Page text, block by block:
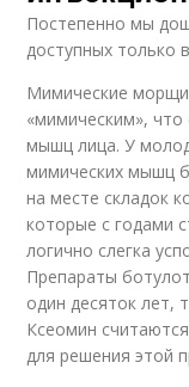
Постепенно мы
доступных только
Мимические
«мимическим»,
мышц лица. У
мимических мышц
на месте складок
которые с годами
логично слегка
Препараты
один десяток лет,
Ксеомин
для решения этой